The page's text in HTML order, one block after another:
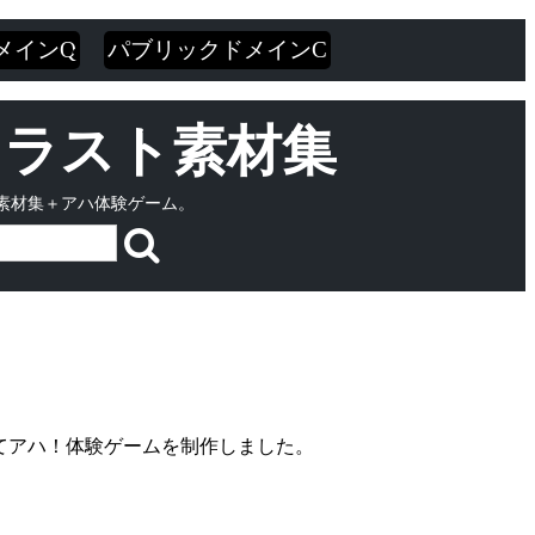
インQ パブリックドメインC
スト素材集
集＋アハ体験ゲーム。
ハ！体験ゲームを制作しました。